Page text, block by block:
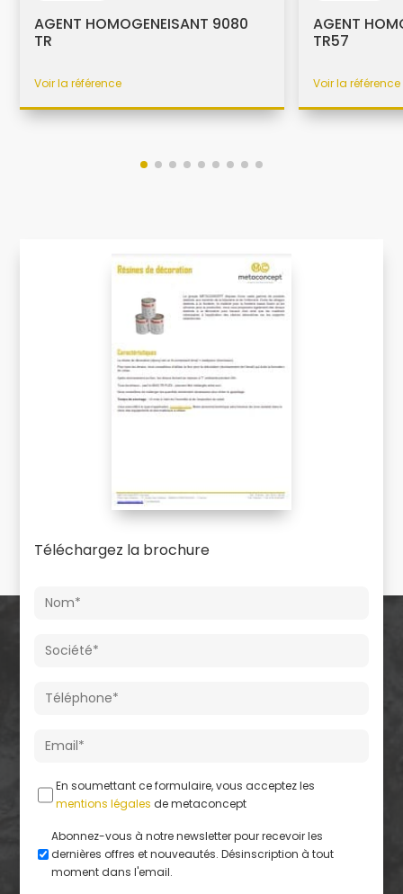
AGENT HOMOGENEISANT 9080
TR
Voir la référence
AGENT
TR57
Voir la référence
Téléchargez la brochure
En soumettant ce formulaire, vous acceptez les
mentions légales de metaconcept
Abonnez-vous à notre newsletter pour recevoir les
dernières offres et nouveautés. Désinscription à tout
moment dans l'email.